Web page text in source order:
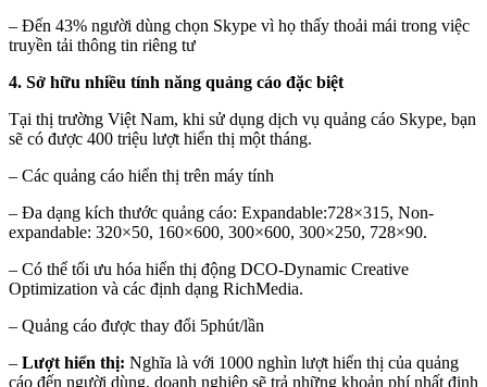
– Đến 43% người dùng chọn Skype vì họ thấy thoải mái trong việc
truyền tải thông tin riêng tư
4. Sở hữu nhiều tính năng quảng cáo đặc biệt
Tại thị trường Việt Nam, khi sử dụng dịch vụ quảng cáo Skype, bạn
sẽ có được 400 triệu lượt hiển thị một tháng.
– Các quảng cáo hiển thị trên máy tính
– Đa dạng kích thước quảng cáo: Expandable:728×315, Non-
expandable: 320×50, 160×600, 300×600, 300×250, 728×90.
– Có thể tối ưu hóa hiển thị động DCO-Dynamic Creative
Optimization và các định dạng RichMedia.
– Quảng cáo được thay đổi 5phút/lần
– Lượt hiển thị: Nghĩa là với 1000 nghìn lượt hiển thị của quảng
cáo đến người dùng, doanh nghiệp sẽ trả những khoản phí nhất định